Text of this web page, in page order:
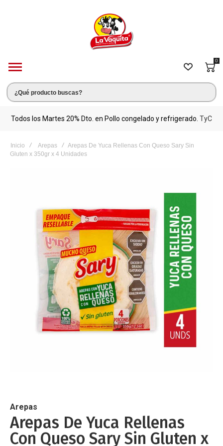
0
Todos los Martes 20% Dto. en Pollo congelado y refrigerado. TyC
Inicio Arepas
Arepas De Yuca Rellenas Con Queso Sary Sin
Gluten x 350gr x 4 Unidades
de
la
galería
de
Arepas
Arepas De Yuca Rellenas
Con Queso Sary Sin Gluten x